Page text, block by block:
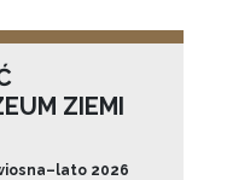
ZIEMI
2026